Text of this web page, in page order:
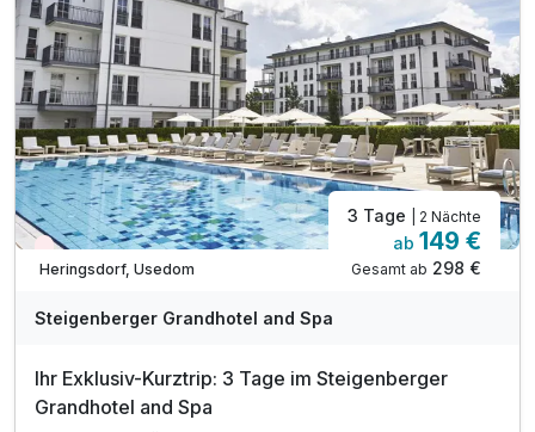
WAR
202
Wieder frei ab September
Heringsdorf, Usedom
3 Tage | 2 Nächte
ab 149 €
Gesamt ab 298 €
Steigenberger Grandhotel and Spa
Ihr Exklusiv-Kurztrip: 3 Tage im Steigenberger
Grandhotel and Spa